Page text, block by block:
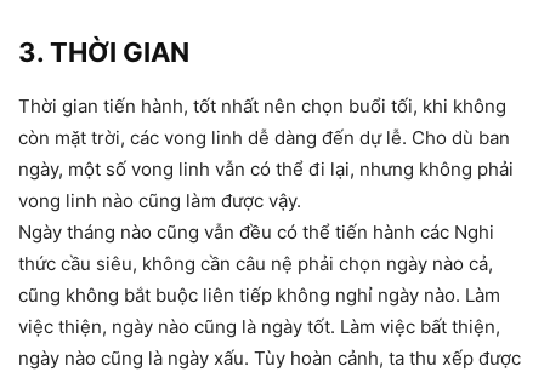
3. THỜI GIAN
Thời gian tiến hành, tốt nhất nên chọn buổi tối, khi không
còn mặt trời, các vong linh dễ dàng đến dự lễ. Cho dù ban
ngày, một số vong linh vẫn có thể đi lại, nhưng không phải
vong linh nào cũng làm được vậy.
Ngày tháng nào cũng vẫn đều có thể tiến hành các Nghi
thức cầu siêu, không cần câu nệ phải chọn ngày nào cả,
cũng không bắt buộc liên tiếp không nghỉ ngày nào. Làm
việc thiện, ngày nào cũng là ngày tốt. Làm việc bất thiện,
ngày nào cũng là ngày xấu. Tùy hoàn cảnh, ta thu xếp được